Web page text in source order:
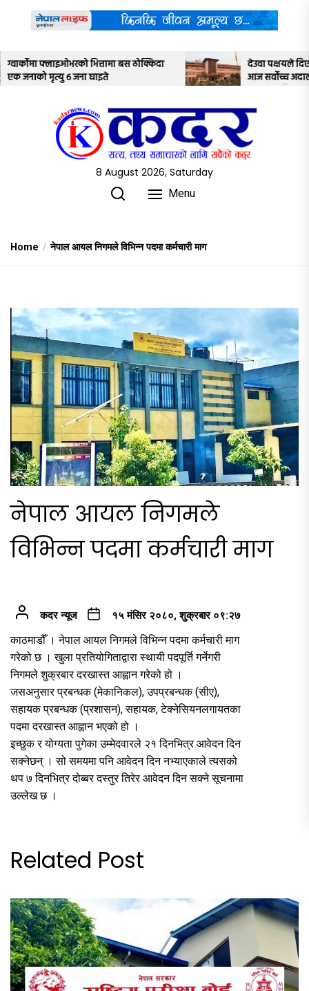
content
देउवा पक्षयले दिएकोे पुनरावलोकन निवेदनमाथि
आज सर्वोच्च अदालतका तीन न्यायाधीशले
8 August 2026, Saturday
Menu
Home नेपाल आयल निगमले विभिन्न पदमा कर्मचारी माग
नेपाल आयल निगमले
विभिन्न पदमा कर्मचारी माग
कदर न्यूज १५ मंसिर २०८०, शुक्रबार ०९:२७
काठमाडौँ । नेपाल आयल निगमले विभिन्न पदमा कर्मचारी माग
गरेको छ । खुला प्रतियोगिताद्वारा स्थायी पदपूर्ति गर्नेगरी
निगमले शुक्रबार दरखास्त आह्वान गरेको हो ।
जसअनुसार प्रबन्धक (मेकानिकल), उपप्रबन्धक (सीए),
सहायक प्रबन्धक (प्रशासन), सहायक, टेक्नेसियनलगायतका
पदमा दरखास्त आह्वान भएको हो ।
इच्छुक र योग्यता पुगेका उम्मेदवारले २१ दिनभित्र आवेदन दिन
सक्नेछन् । सो समयमा पनि आवेदन दिन नभ्याएकाले त्यसको
थप ७ दिनभित्र दोब्बर दस्तुर तिरेर आवेदन दिन सक्ने सूचनामा
उल्लेख छ ।
Related Post